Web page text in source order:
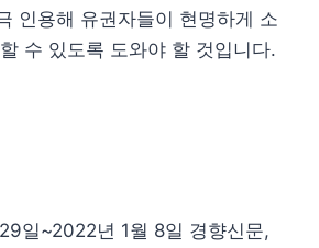
인용해 유권자들이 현명하게 소
수 있도록 도와야 할 것입니다.
일~2022년 1월 8일 경향신문,